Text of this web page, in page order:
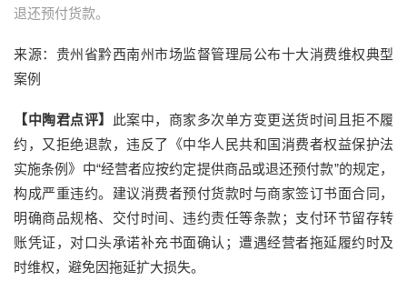
退还预付货款。
来源：贵州省黔西南州市场监督管理局公布十大消费维权典型
案例
【中陶君点评】 此案中，商家多次单方变更送货时间且拒不履
约，又拒绝退款，违反了《中华人民共和国消费者权益保护法
实施条例》中“经营者应按约定提供商品或退还预付款”的规定，
构成严重违约。建议消费者预付货款时与商家签订书面合同，
明确商品规格、交付时间、违约责任等条款；支付环节留存转
账凭证，对口头承诺补充书面确认；遭遇经营者拖延履约时及
时维权，避免因拖延扩大损失。